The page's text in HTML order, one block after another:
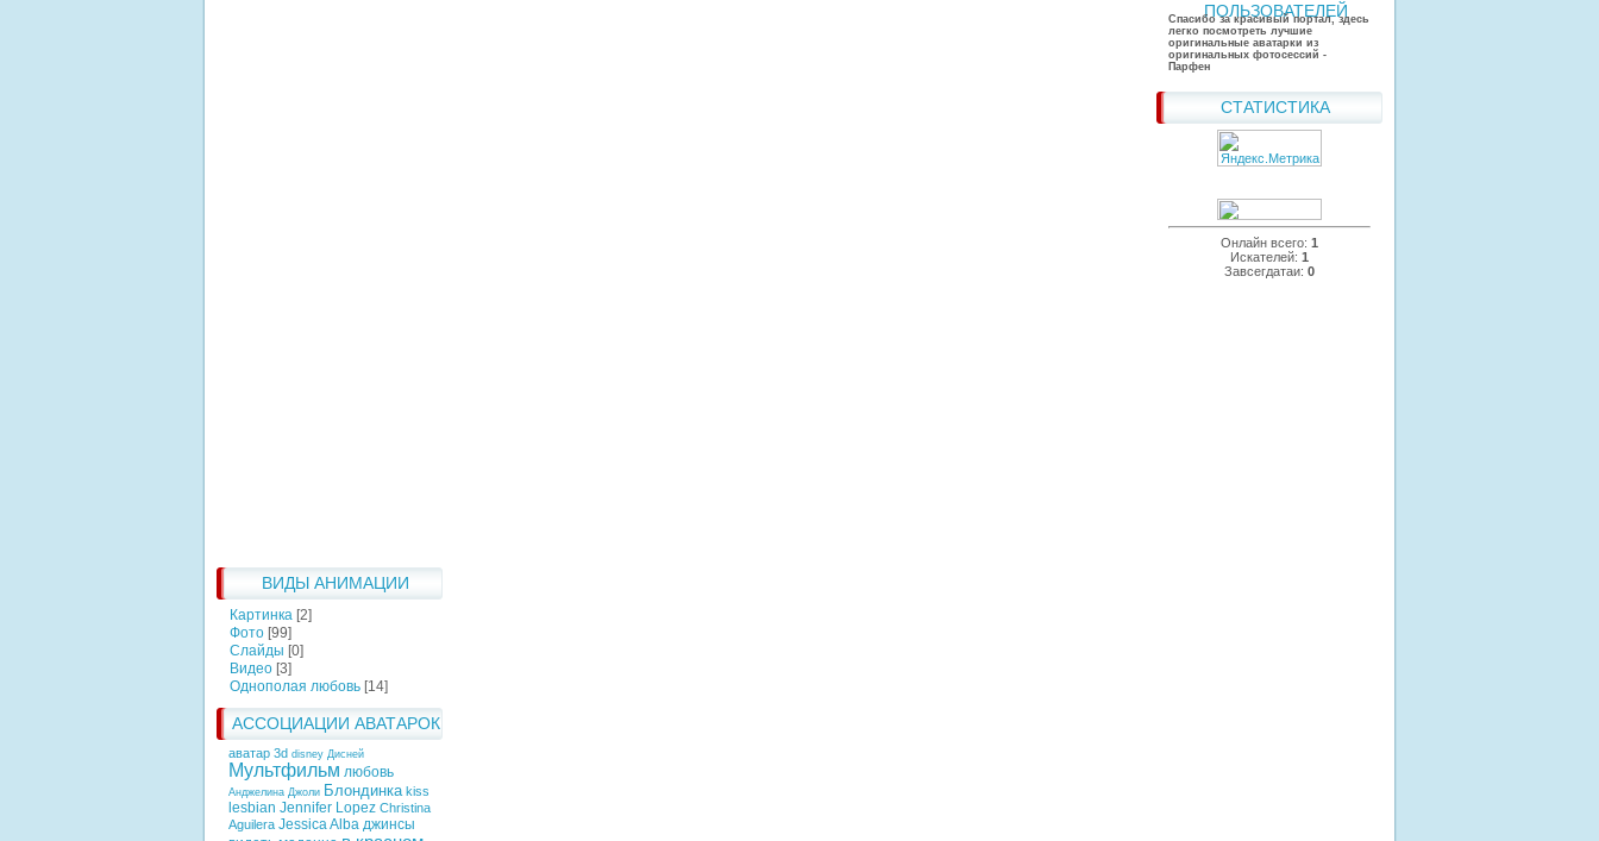
ВИДЫ АНИМАЦИИ
Картинка [2]
Фото [99]
Слайды [0]
Видео [3]
Однополая любовь [14]
АССОЦИАЦИИ АВАТАРОК
аватар 3d disney Дисней
Мультфильм любовь
Анджелина Джоли Блондинка kiss
lesbian Jennifer Lopez Christina
Aguilera Jessica Alba джинсы
ПОЛЬЗОВАТЕЛЕЙ
Спасибо за красивый портал, здесь
легко посмотреть лучшие
оригинальные аватарки из
оригинальных фотосессий -
Парфен
СТАТИСТИКА
Онлайн всего: 1
Искателей: 1
Завсегдатаи: 0